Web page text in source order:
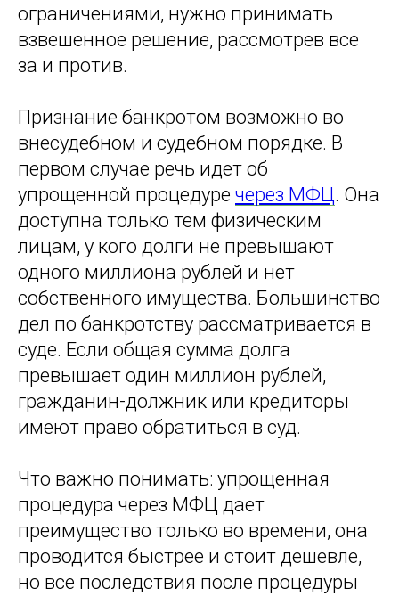
ограничениями, нужно принимать
взвешенное решение, рассмотрев все
за и против.
Признание банкротом возможно во
внесудебном и судебном порядке. В
первом случае речь идет об
упрощенной процедуре через МФЦ. Она
доступна только тем физическим
лицам, у кого долги не превышают
одного миллиона рублей и нет
собственного имущества. Большинство
дел по банкротству рассматривается в
суде. Если общая сумма долга
превышает один миллион рублей,
гражданин-должник или кредиторы
имеют право обратиться в суд.
Что важно понимать: упрощенная
процедура через МФЦ дает
преимущество только во времени, она
проводится быстрее и стоит дешевле,
но все последствия после процедуры